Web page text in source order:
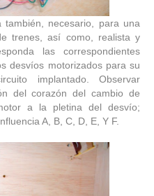
necesario, para una
trenes, así como, realista y
las correspondientes
desvíos motorizados para su
implantado. Observar
del corazón del cambio de
a la pletina del desvío;
A, B, C, D, E, Y F.